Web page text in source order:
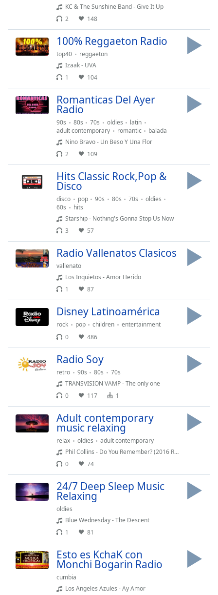
descriptions
selected
opens
subtitles
selected
Fullscreen
Beginning
window.
Escape
window.
Opacity
Opacity
KC & The Sunshine Band - Give It Up
2
148
100% Reggaeton Radio
top40
reggaeton
Izaak - UVA
1
104
Romanticas Del Ayer
Radio
90s 80s 70s oldies
latin
adult contemporary
romantic
balada
Nino Bravo - Un Beso Y Una Flor
2
109
Hits Classic Rock,Pop &
Disco
disco pop 90s 80s 70s
oldies
60s
hits
Starship - Nothing's Gonna Stop Us Now
3
57
Radio Vallenatos Clasicos
vallenato
Los Inquietos - Amor Herido
1
87
Disney Latinoamérica
rock pop children
entertainment
0
486
Radio Soy
retro 90s 80s
70s
TRANSVISION VAMP - The only one
0
117 1
Adult contemporary
music relaxing
relax oldies
adult contemporary
Phil Collins - Do You Remember? (2016 Remaster)
0
74
24/7 Deep Sleep Music
Relaxing
oldies
Blue Wednesday - The Descent
1
81
Esto es KchaK con
Monchi Bogarin Radio
cumbia
Los Angeles Azules - Ay Amor